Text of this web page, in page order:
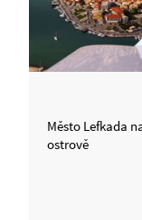
Město Lefkada
ostrově